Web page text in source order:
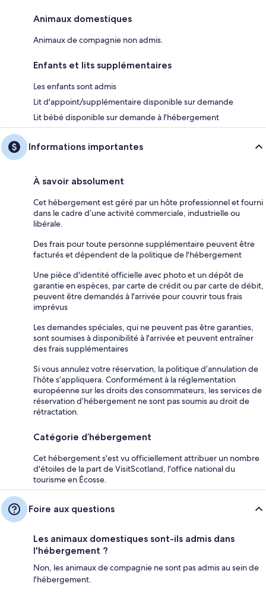
Animaux domestiques
Animaux de compagnie non admis.
Enfants et lits supplémentaires
Les enfants sont admis
Lit d'appoint/supplémentaire disponible sur demande
Lit bébé disponible sur demande à l'hébergement
Informations importantes
À savoir absolument
Cet hébergement est géré par un hôte professionnel et fourni
dans le cadre d’une activité commerciale, industrielle ou
libérale.
Des frais pour toute personne supplémentaire peuvent être
facturés et dépendent de la politique de l'hébergement
Une pièce d'identité officielle avec photo et un dépôt de
garantie en espèces, par carte de crédit ou par carte de débit,
peuvent être demandés à l'arrivée pour couvrir tous frais
imprévus
Les demandes spéciales, qui ne peuvent pas être garanties,
sont soumises à disponibilité à l'arrivée et peuvent entraîner
des frais supplémentaires
Si vous annulez votre réservation, la politique d’annulation de
l’hôte s’appliquera. Conformément à la réglementation
européenne sur les droits des consommateurs, les services de
réservation d’hébergement ne sont pas soumis au droit de
rétractation.
Catégorie d’hébergement
Cet hébergement s'est vu officiellement attribuer un nombre
d'étoiles de la part de VisitScotland, l'office national du
tourisme en Écosse.
Foire aux questions
Les animaux domestiques sont-ils admis dans
l'hébergement ?
Non, les animaux de compagnie ne sont pas admis au sein de
l'hébergement.